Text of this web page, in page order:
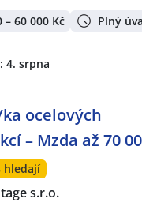
– 60 000 Kč Plný
4. srpna
ocelových
– Mzda až 70
hledají
s.r.o.